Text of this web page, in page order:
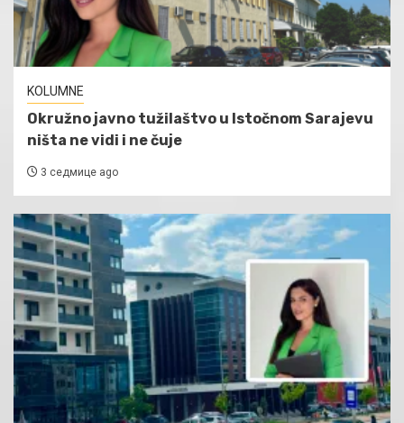
KOLUMNE
Okružno javno tužilaštvo u Istočnom Sarajevu
ništa ne vidi i ne čuje
3 седмице ago